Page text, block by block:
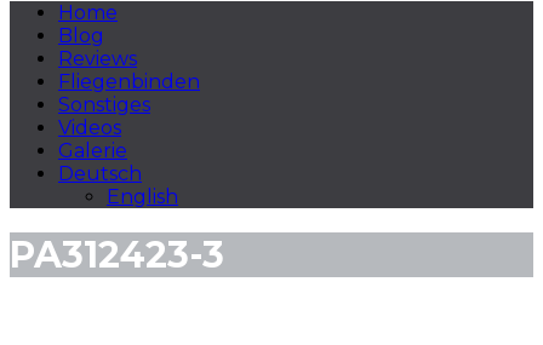
Home
Blog
Reviews
Fliegenbinden
Sonstiges
Videos
Galerie
Deutsch
English
PA312423-3